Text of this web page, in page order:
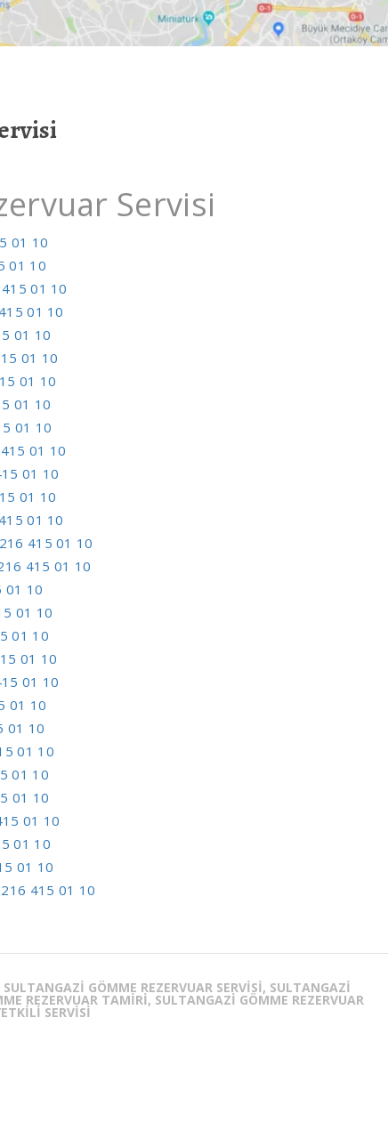
Servisi
01 10
01 10
01 10
01 10
01 10
01 10
01 10
01 10
01 10
01 10
01 10
01 10
01 10
415 01 10
415 01 10
01 10
01 10
01 10
01 10
01 10
01 10
01 10
01 10
01 10
01 10
01 10
01 10
01 10
415 01 10
GÖMME REZERVUAR SERVISI, SULTANGAZI
REZERVUAR TAMIRI, SULTANGAZI GÖMME REZERVUAR
SERVISI